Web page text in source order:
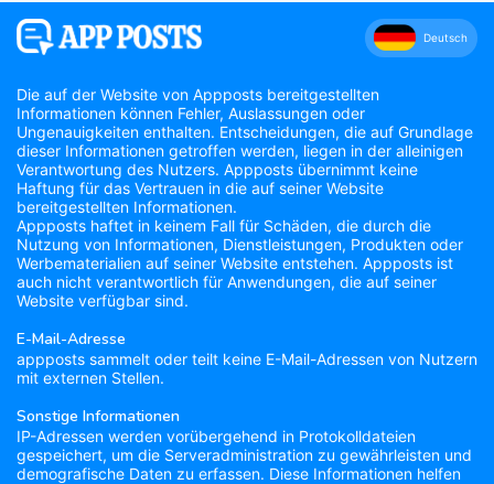
Deutsch
Die auf der Website von Appposts bereitgestellten
Informationen können Fehler, Auslassungen oder
Ungenauigkeiten enthalten. Entscheidungen, die auf Grundlage
dieser Informationen getroffen werden, liegen in der alleinigen
Verantwortung des Nutzers. Appposts übernimmt keine
Haftung für das Vertrauen in die auf seiner Website
bereitgestellten Informationen.
Appposts haftet in keinem Fall für Schäden, die durch die
Nutzung von Informationen, Dienstleistungen, Produkten oder
Werbematerialien auf seiner Website entstehen. Appposts ist
auch nicht verantwortlich für Anwendungen, die auf seiner
Website verfügbar sind.
E-Mail-Adresse
appposts sammelt oder teilt keine E-Mail-Adressen von Nutzern
mit externen Stellen.
Sonstige Informationen
IP-Adressen werden vorübergehend in Protokolldateien
gespeichert, um die Serveradministration zu gewährleisten und
demografische Daten zu erfassen. Diese Informationen helfen